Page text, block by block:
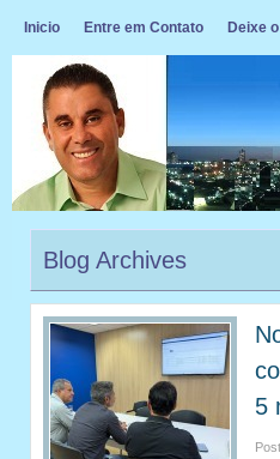
Inicio Entre em Contato Deixe
Blog Archives
5